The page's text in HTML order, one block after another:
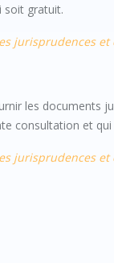
soit gratuit.
jurisprudences et
les documents
consultation et
jurisprudences et